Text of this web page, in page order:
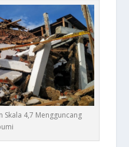
4,7 Mengguncang